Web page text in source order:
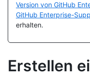
Version von GitHub
GitHub Enterprise-
erhalten.
Erstellen